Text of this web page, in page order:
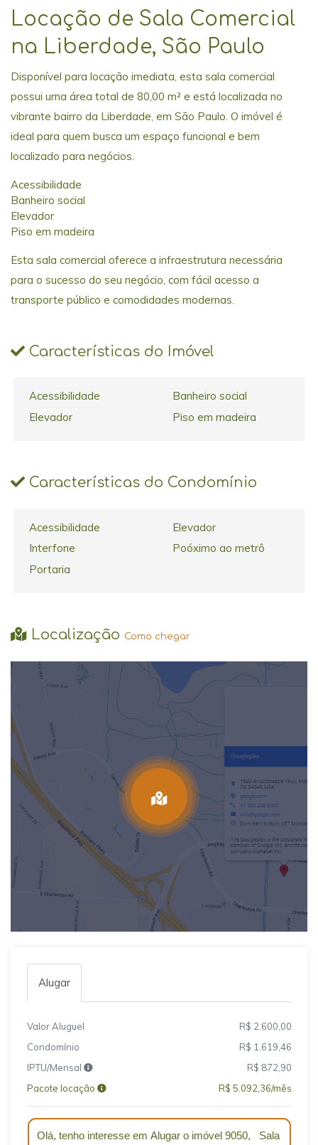
Locação de Sala Comercial
na Liberdade, São Paulo
Disponível para locação imediata, esta sala comercial
possui uma área total de 80,00 m² e está localizada no
vibrante bairro da Liberdade, em São Paulo. O imóvel é
ideal para quem busca um espaço funcional e bem
localizado para negócios.
Acessibilidade
Banheiro social
Elevador
Piso em madeira
Esta sala comercial oferece a infraestrutura necessária
para o sucesso do seu negócio, com fácil acesso a
transporte público e comodidades modernas.
Características do Imóvel
Acessibilidade
Banheiro social
Elevador
Piso em madeira
Características do Condomínio
Acessibilidade
Elevador
Interfone
Poóximo ao metrô
Portaria
Localização Como chegar
Alugar
Valor Aluguel
R$ 2.600,00
Condomínio
R$ 1.619,46
IPTU/Mensal
R$ 872,90
Pacote locação
R$ 5.092,36/mês
Qual o melhor dia e horário pra você?